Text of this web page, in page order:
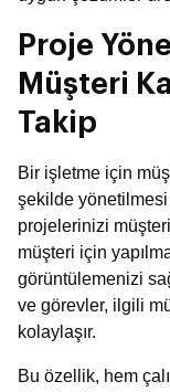
Proje
Müşteri
Takip
Bir işletme için
şekilde
projelerinizi
müşteri için
görüntülemenizi
ve görevler, ilgili
kolaylaşır.
Bu özellik, hem